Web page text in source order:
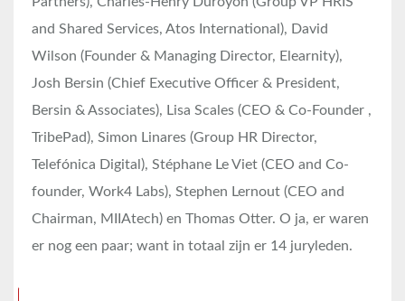
and Shared Services, Atos International), David
Wilson (Founder & Managing Director, Elearnity),
Josh Bersin (Chief Executive Officer & President,
Bersin & Associates), Lisa Scales (CEO & Co-Founder ,
TribePad), Simon Linares (Group HR Director,
Telefónica Digital), Stéphane Le Viet (CEO and Co-
founder, Work4 Labs), Stephen Lernout (CEO and
Chairman, MIIAtech) en Thomas Otter. O ja, er waren
er nog een paar; want in totaal zijn er 14 juryleden.